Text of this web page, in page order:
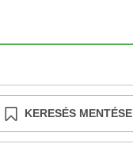
KERESÉS MENTÉSE